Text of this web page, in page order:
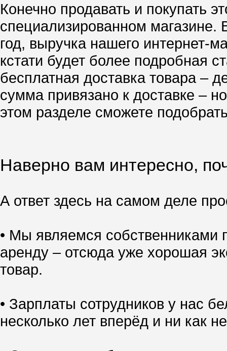
Конечно продавать и покупать
специализированном магазине.
год, выручка нашего интернет-
кстати будет более подробная
бесплатная доставка товара –
сумма привязано к доставке –
этом разделе сможете
Наверно вам интересно,
А ответ здесь на самом деле
• Мы являемся собственниками
аренду – отсюда уже хорошая
товар.
• Зарплаты сотрудников у нас
несколько лет вперёд и ни как